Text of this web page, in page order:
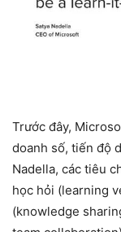
Trước đây,
doanh số, tiến độ
Nadella, các tiêu
học hỏi (learning
(knowledge